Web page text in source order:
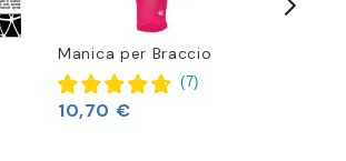
Manica per Braccio
(7)
10,70 €